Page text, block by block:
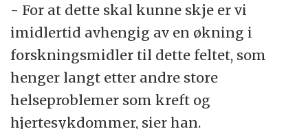
- For at dette skal kunne skje er vi
imidlertid avhengig av en økning i
forskningsmidler til dette feltet, som
henger langt etter andre store
helseproblemer som kreft og
hjertesykdommer, sier han.